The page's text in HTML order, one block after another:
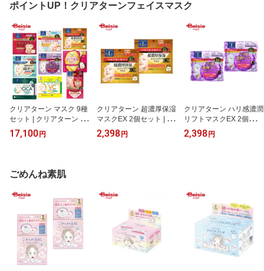
ポイントUP！クリアターンフェイスマスク
クリアターン マスク 9種
セット | クリアターン マ
スク セット フェイスパ
ック シートマスク お試
17,100 円
クリアターン 超濃厚保湿
マスクEX 2個セット | ク
リアターン 超濃厚保湿
マスクEX フェイスパッ
2,398 円
クリアターン ハリ感濃潤
リフトマスクEX 2個セッ
ト | クリアターン ハリ感
濃潤 リフト マスクEX フ
2,398 円
ごめんね素肌